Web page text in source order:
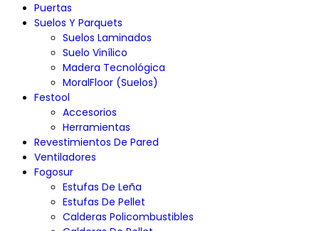
Puertas
Suelos Y Parquets
Suelos Laminados
Suelo Vinílico
Madera Tecnológica
MoralFloor (Suelos)
Festool
Accesorios
Herramientas
Revestimientos De Pared
Ventiladores
Fogosur
Estufas De Leña
Estufas De Pellet
Calderas Policombustibles